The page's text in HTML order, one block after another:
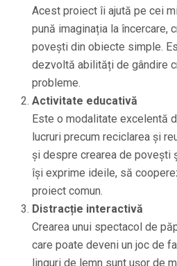
Acest proiect îi ajută pe cei
pună imaginația la încercare,
povești din obiecte simple.
dezvoltă abilități de gândire
probleme.
Activitate educativă
Este o modalitate excelentă
lucruri precum reciclarea și
și despre crearea de povești
își exprime ideile, să
proiect comun.
Distracție interactivă
Crearea unui spectacol de
care poate deveni un joc de
linguri de lemn sunt ușor de